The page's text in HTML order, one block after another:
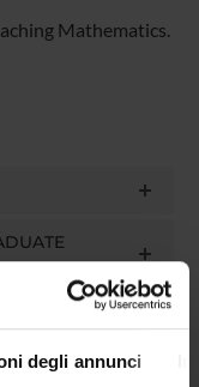
degli annunci
Mathematics.